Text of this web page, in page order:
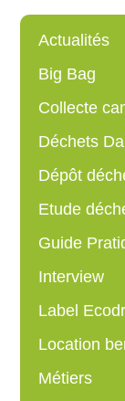
Actualités
Big Bag
Collecte
Déchets
Dépôt
Etude
Guide
Interview
Label
Location
Métiers